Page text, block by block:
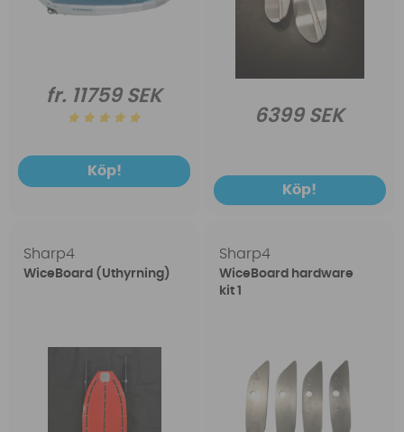
fr. 11759 SEK
Köp!
6399 SEK
Köp!
Sharp4
WiceBoard (Uthyrning)
Sharp4
WiceBoard hardware
kit 1